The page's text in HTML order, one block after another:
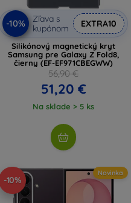
-10%
Zľava s
kupónom
EXTRA10
Silikónový magnetický kryt
Samsung pre Galaxy Z Fold8,
čierny (EF-EF971CBEGWW)
56,90 €
51,20 €
Na sklade > 5 ks
-10%
Novinka